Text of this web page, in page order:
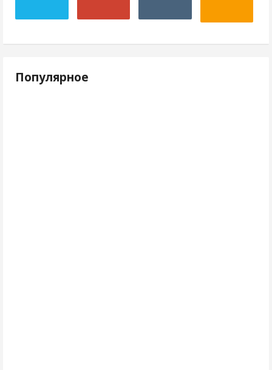
Популярное